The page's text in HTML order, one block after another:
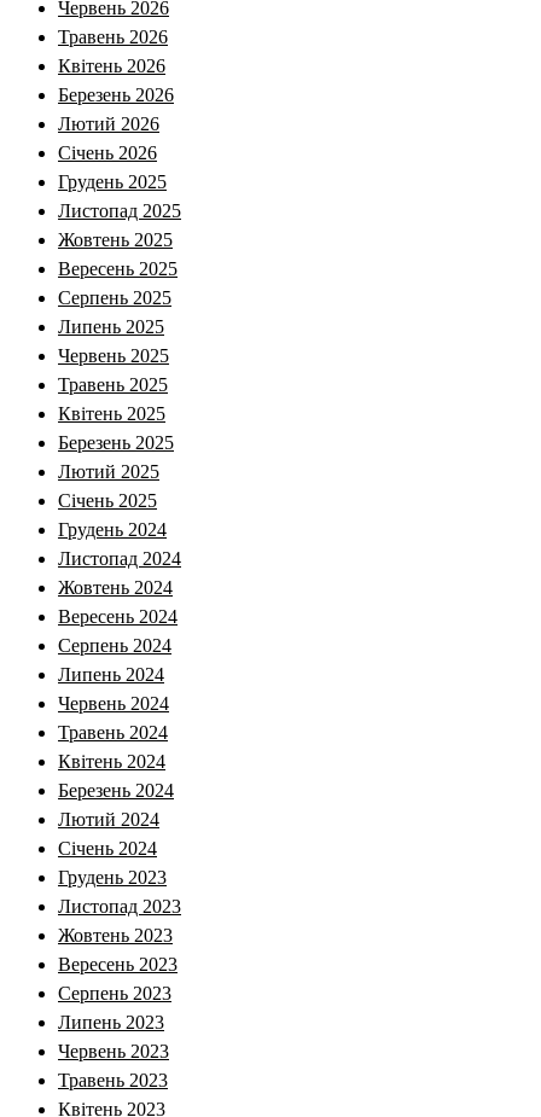
Червень 2026
Травень 2026
Квітень 2026
Березень 2026
Лютий 2026
Січень 2026
Грудень 2025
Листопад 2025
Жовтень 2025
Вересень 2025
Серпень 2025
Липень 2025
Червень 2025
Травень 2025
Квітень 2025
Березень 2025
Лютий 2025
Січень 2025
Грудень 2024
Листопад 2024
Жовтень 2024
Вересень 2024
Серпень 2024
Липень 2024
Червень 2024
Травень 2024
Квітень 2024
Березень 2024
Лютий 2024
Січень 2024
Грудень 2023
Листопад 2023
Жовтень 2023
Вересень 2023
Серпень 2023
Липень 2023
Червень 2023
Травень 2023
Квітень 2023